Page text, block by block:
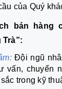
của Quý
bán hàng
Đội ngũ
vấn, chuyển
trong kỹ